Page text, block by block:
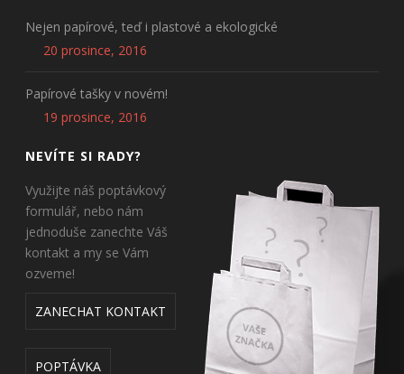
Nejen papírové, teď i plastové a ekologické
20 prosince, 2016
Papírové tašky v novém!
19 prosince, 2016
NEVÍTE SI RADY?
Využijte náš poptávkový
formulář, nebo nám
jednoduše zanechte Váš
kontakt a my se Vám
ozveme!
ZANECHAT KONTAKT
POPTÁVKA